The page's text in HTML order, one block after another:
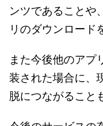
ンツであることや
リのダウンロード
また今後他のアプ
装された場合に、
脱につながること